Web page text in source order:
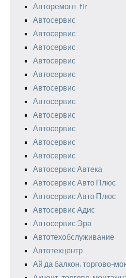
Авторемонт-tir
Автосервис
Автосервис
Автосервис
Автосервис
Автосервис
Автосервис
Автосервис
Автосервис
Автосервис
Автосервис
Автосервис
Автосервис Автека
Автосервис Авто Плюс
Автосервис Авто Плюс
Автосервис Адис
Автосервис Эра
Автотехобслуживание
Автотехцентр
Ай да балкон, торгово-